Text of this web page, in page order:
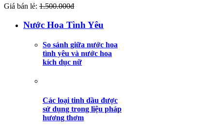
Giá bán lẻ: 1.500.000đ
Nước Hoa Tình Yêu
So sánh giữa nước hoa
tình yêu và nước hoa
kích dục nữ
Các loại tinh dầu được
sử dụng trong liệu pháp
hương thơm